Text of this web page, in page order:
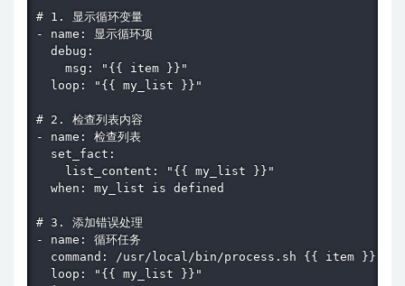
# 1. 显示循环变量
- name: 显示循环项
  debug:
    msg: "{{ item }}"
  loop: "{{ my_list }}"
# 2. 检查列表内容
- name: 检查列表
  set_fact:
    list_content: "{{ my_list }}"
  when: my_list is defined
# 3. 添加错误处理
- name: 循环任务
  command: /usr/local/bin/process.sh {{ item }}
  loop: "{{ my_list }}"